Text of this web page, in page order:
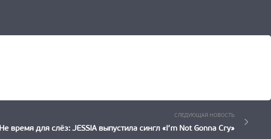
СЛЕДУЮЩАЯ НОВОСТЬ
Новость:
Не время для слёз: JESSIA выпустила сингл «I’m Not Gonna Cry»